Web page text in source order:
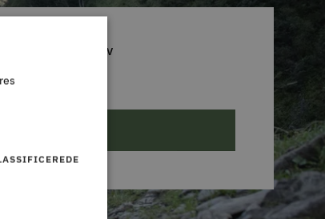
NYHEDSBREV
et godt tilbud!